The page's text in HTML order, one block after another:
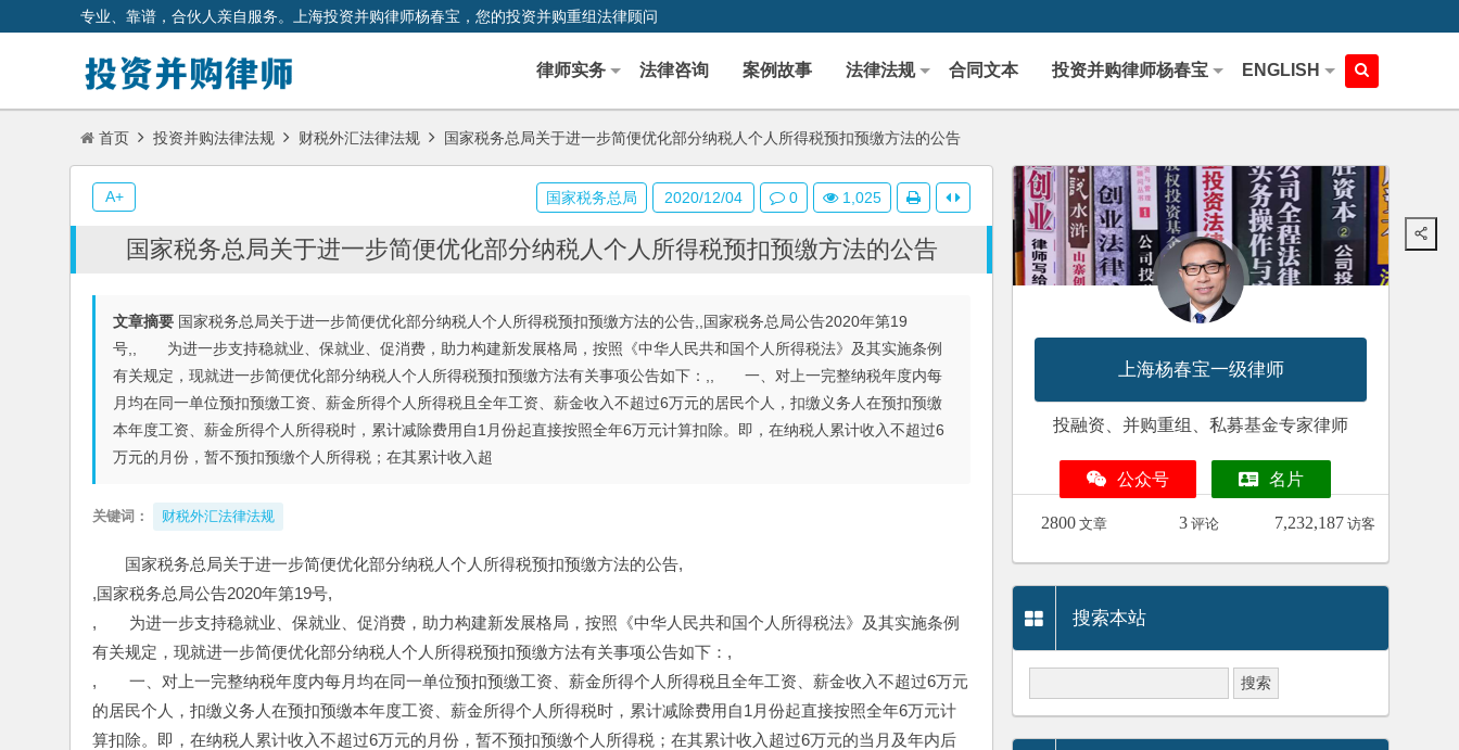
专业、靠谱，合伙人亲自服务。上海投资并购律师杨春宝，您的投资并购重组法律顾问
律师实务 法律咨询 案例故事 法律法规 合同文本 投资并购律师杨春宝 ENGLISH
首页 投资并购法律法规 财税外汇法律法规 国家税务总局关于进一步简便优化部分纳税人个人所得税预扣预缴方法的公告
国家税务总局关于进一步简便优化部分纳税人个人所得税预扣预缴方法的公告
文章摘要 国家税务总局关于进一步简便优化部分纳税人个人所得税预扣预缴方法的公告,,国家税务总局公告2020年第19
号,, 为进一步支持稳就业、保就业、促消费，助力构建新发展格局，按照《中华人民共和国个人所得税法》及其实施条例
有关规定，现就进一步简便优化部分纳税人个人所得税预扣预缴方法有关事项公告如下：,, 一、对上一完整纳税年度内每
月均在同一单位预扣预缴工资、薪金所得个人所得税且全年工资、薪金收入不超过6万元的居民个人，扣缴义务人在预扣预缴
本年度工资、薪金所得个人所得税时，累计减除费用自1月份起直接按照全年6万元计算扣除。即，在纳税人累计收入不超过6
万元的月份，暂不预扣预缴个人所得税；在其累计收入超
关键词： 财税外汇法律法规
国家税务总局关于进一步简便优化部分纳税人个人所得税预扣预缴方法的公告,
,国家税务总局公告2020年第19号,
,　　为进一步支持稳就业、保就业、促消费，助力构建新发展格局，按照《中华人民共和国个人所得税法》及其实施条例
有关规定，现就进一步简便优化部分纳税人个人所得税预扣预缴方法有关事项公告如下：,
,　　一、对上一完整纳税年度内每月均在同一单位预扣预缴工资、薪金所得个人所得税且全年工资、薪金收入不超过6万元
的居民个人，扣缴义务人在预扣预缴本年度工资、薪金所得个人所得税时，累计减除费用自1月份起直接按照全年6万元计
算扣除。即，在纳税人累计收入不超过6万元的月份，暂不预扣预缴个人所得税；在其累计收入超过6万元的当月及年内后
国家税务总局 2020/12/04 0 1,025
A+
上海杨春宝一级律师
投融资、并购重组、私募基金专家律师
公众号 名片
2800 文章 3 评论 7,232,187 访客
搜索本站